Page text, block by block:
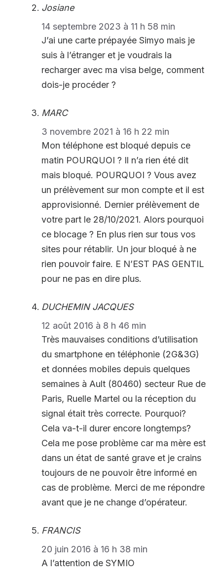
Josiane
14 septembre 2023 à 11 h 58 min
J’ai une carte prépayée Simyo mais je
suis à l’étranger et je voudrais la
recharger avec ma visa belge, comment
dois-je procéder ?
MARC
3 novembre 2021 à 16 h 22 min
Mon téléphone est bloqué depuis ce
matin POURQUOI ? Il n’a rien été dit
mais bloqué. POURQUOI ? Vous avez
un prélèvement sur mon compte et il est
approvisionné. Dernier prélèvement de
votre part le 28/10/2021. Alors pourquoi
ce blocage ? En plus rien sur tous vos
sites pour rétablir. Un jour bloqué à ne
rien pouvoir faire. E N’EST PAS GENTIL
pour ne pas en dire plus.
DUCHEMIN JACQUES
12 août 2016 à 8 h 46 min
Très mauvaises conditions d’utilisation
du smartphone en téléphonie (2G&3G)
et données mobiles depuis quelques
semaines à Ault (80460) secteur Rue de
Paris, Ruelle Martel ou la réception du
signal était très correcte. Pourquoi?
Cela va-t-il durer encore longtemps?
Cela me pose problème car ma mère est
dans un état de santé grave et je crains
toujours de ne pouvoir être informé en
cas de problème. Merci de me répondre
avant que je ne change d’opérateur.
FRANCIS
20 juin 2016 à 16 h 38 min
A l’attention de SYMIO